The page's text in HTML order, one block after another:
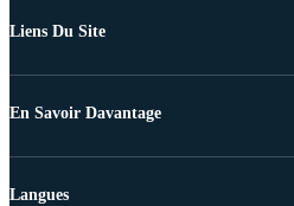
Liens Du Site
En Savoir Davantage
Langues